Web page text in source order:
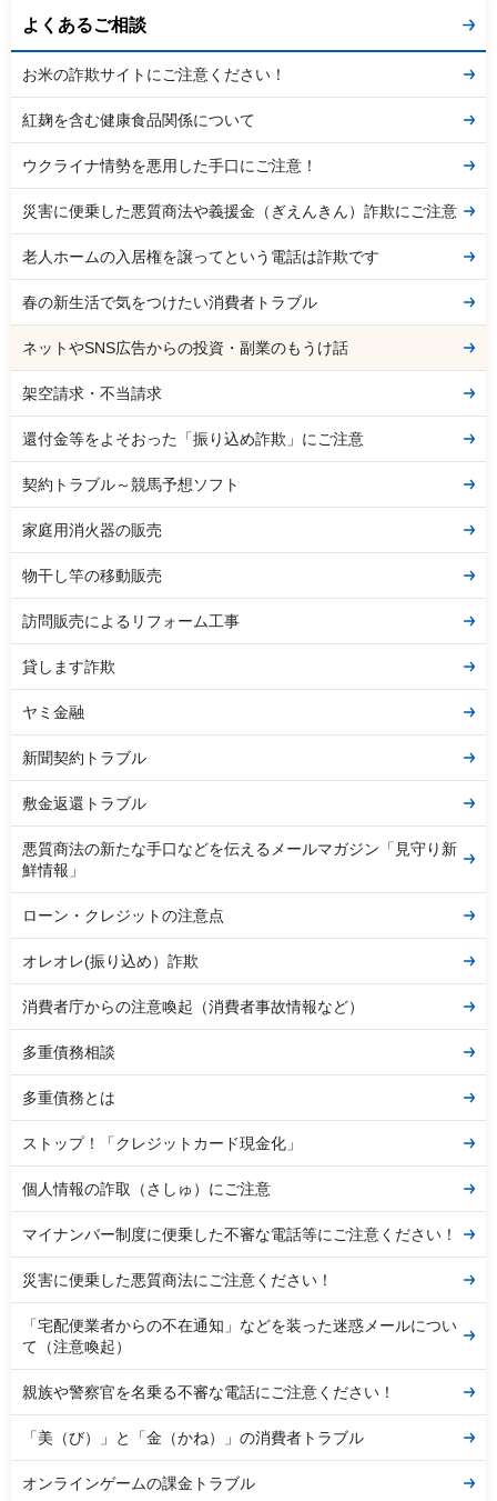
よくあるご相談
お米の詐欺サイトにご注意ください！
紅麹を含む健康食品関係について
ウクライナ情勢を悪用した手口にご注意！
災害に便乗した悪質商法や義援金（ぎえんきん）詐欺にご注意
老人ホームの入居権を譲ってという電話は詐欺です
春の新生活で気をつけたい消費者トラブル
ネットやSNS広告からの投資・副業のもうけ話
架空請求・不当請求
還付金等をよそおった「振り込め詐欺」にご注意
契約トラブル～競馬予想ソフト
家庭用消火器の販売
物干し竿の移動販売
訪問販売によるリフォーム工事
貸します詐欺
ヤミ金融
新聞契約トラブル
敷金返還トラブル
悪質商法の新たな手口などを伝えるメールマガジン「見守り新
鮮情報」
ローン・クレジットの注意点
オレオレ(振り込め）詐欺
消費者庁からの注意喚起（消費者事故情報など）
多重債務相談
多重債務とは
ストップ！「クレジットカード現金化」
個人情報の詐取（さしゅ）にご注意
マイナンバー制度に便乗した不審な電話等にご注意ください！
災害に便乗した悪質商法にご注意ください！
「宅配便業者からの不在通知」などを装った迷惑メールについ
て（注意喚起）
親族や警察官を名乗る不審な電話にご注意ください！
「美（び）」と「金（かね）」の消費者トラブル
オンラインゲームの課金トラブル